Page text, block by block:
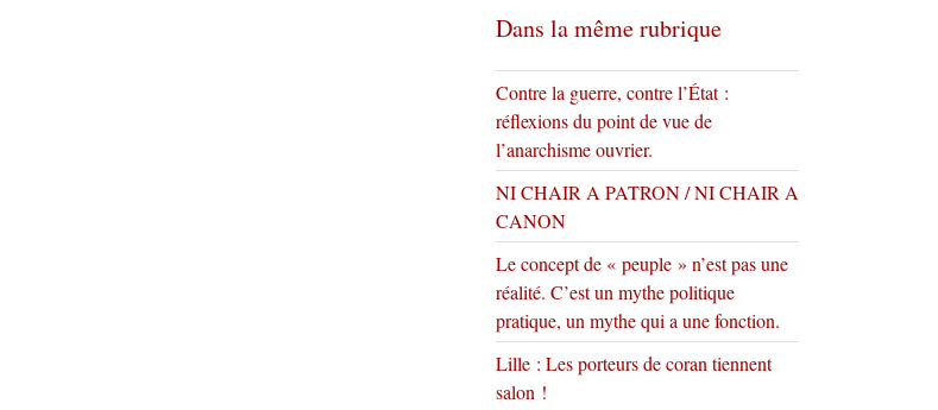
Dans la même rubrique
Contre la guerre, contre l’État :
réflexions du point de vue de
l’anarchisme ouvrier.
NI CHAIR A PATRON / NI CHAIR A
CANON
Le concept de « peuple » n’est pas une
réalité. C’est un mythe politique
pratique, un mythe qui a une fonction.
Lille : Les porteurs de coran tiennent
salon !